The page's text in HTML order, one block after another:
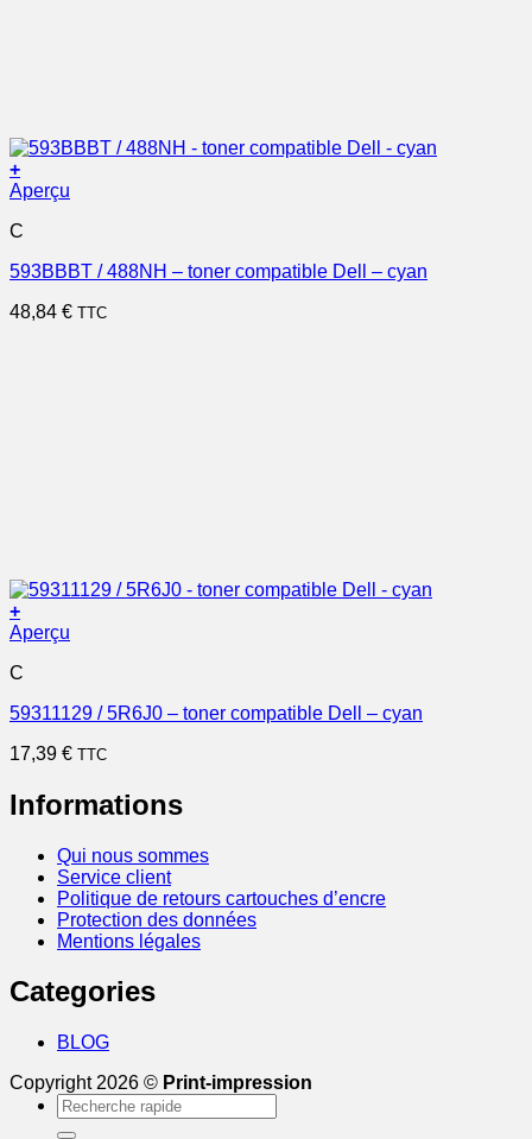
+
Aperçu
C
593BBBT / 488NH – toner compatible Dell – cyan
48,84 € TTC
+
Aperçu
C
59311129 / 5R6J0 – toner compatible Dell – cyan
17,39 € TTC
Informations
Qui nous sommes
Service client
Politique de retours cartouches d’encre
Protection des données
Mentions légales
Categories
BLOG
Copyright 2026 © Print-impression
Recherche
pour :